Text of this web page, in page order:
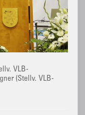
VLB-
(Stellv. VLB-